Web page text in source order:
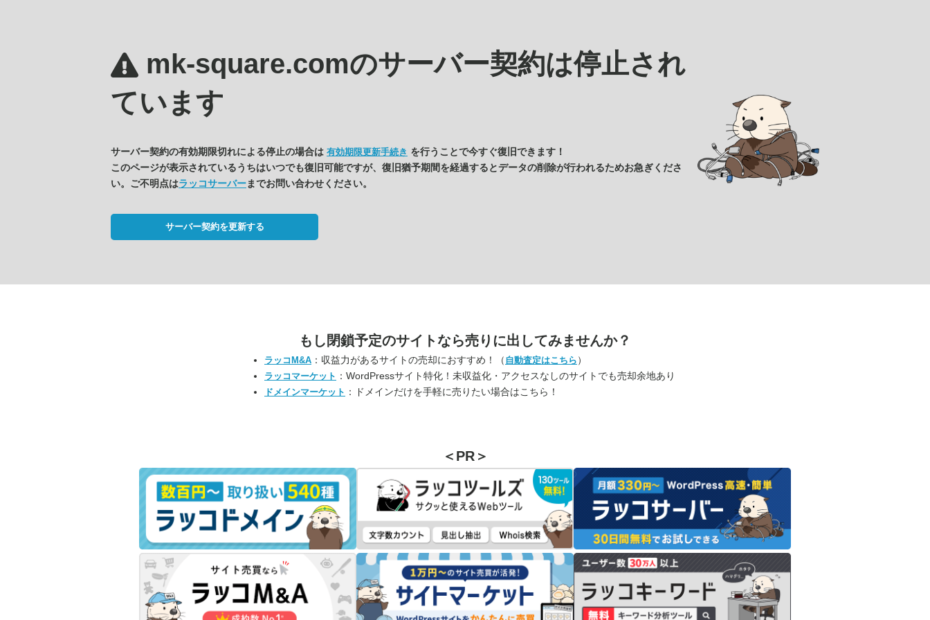
mk-square.comのサーバー契約は停止され
ています
サーバー契約の有効期限切れによる停止の場合は 有効期限更新手続き を行うことで今すぐ復旧できます！
このページが表示されているうちはいつでも復旧可能ですが、復旧猶予期間を経過するとデータの削除が行われるためお急ぎくださ
い。ご不明点はラッコサーバーまでお問い合わせください。
サーバー契約を更新する
もし閉鎖予定のサイトなら売りに出してみませんか？
ラッコM&A ：収益力があるサイトの売却におすすめ！（ 自動査定はこちら ）
ラッコマーケット ：WordPressサイト特化！未収益化・アクセスなしのサイトでも売却余地あり
ドメインマーケット ：ドメインだけを手軽に売りたい場合はこちら！
＜PR＞